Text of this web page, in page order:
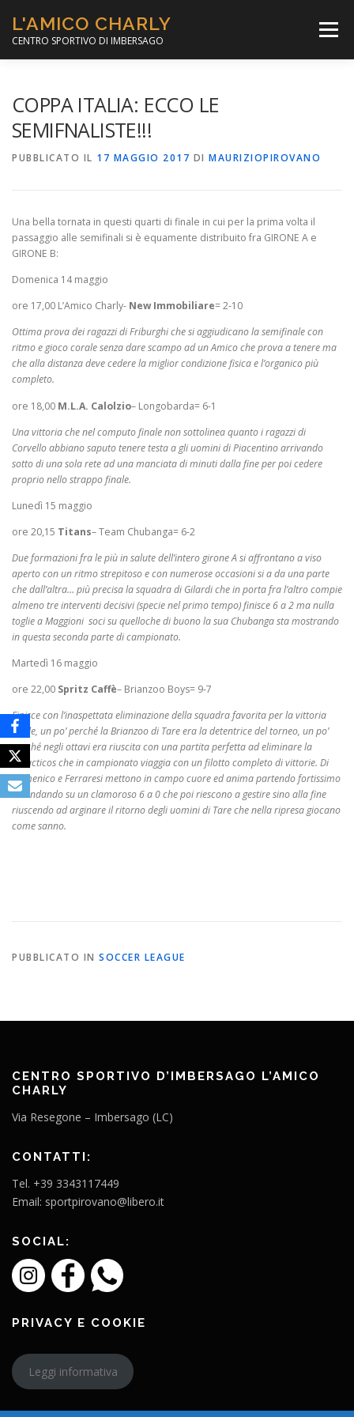
contenuto
L'AMICO CHARLY
CENTRO SPORTIVO DI IMBERSAGO
Menù
COPPA ITALIA: ECCO LE
SEMIFNALISTE!!!
PUBBLICATO IL 17 MAGGIO 2017 DI MAURIZIOPIROVANO
Una bella tornata in questi quarti di finale in cui per la prima volta il
passaggio alle semifinali si è equamente distribuito fra GIRONE A e
GIRONE B:
Domenica 14 maggio
ore 17,00 L’Amico Charly- New Immobiliare= 2-10
Ottima prova dei ragazzi di Friburghi che si aggiudicano la semifinale con
ritmo e gioco corale senza dare scampo ad un Amico che prova a tenere ma
che alla distanza deve cedere la miglior condizione fisica e l’organico più
completo.
ore 18,00 M.L.A. Calolzio– Longobarda= 6-1
Una vittoria che nel computo finale non sottolinea quanto i ragazzi di
Corvello abbiano saputo tenere testa a gli uomini di Piacentino arrivando
sotto di una sola rete ad una manciata di minuti dalla fine per poi cedere
proprio nello strappo finale.
Lunedì 15 maggio
ore 20,15 Titans– Team Chubanga= 6-2
Due formazioni fra le più in salute dell’intero girone A si affrontano a viso
aperto con un ritmo strepitoso e con numerose occasioni si a da una parte
che dall’altra… più precisa la squadra di Gilardi che in porta fra l’altro compie
almeno tre interventi decisivi (specie nel primo tempo) finisce 6 a 2 ma nulla
toglie a Maggioni soci su quelloche di buono la sua Chubanga sta mostrando
in questa seconda parte di campionato.
Martedì 16 maggio
ore 22,00 Spritz Caffè– Brianzoo Boys= 9-7
Finisce con l’inaspettata eliminazione della squadra favorita per la vittoria
finale, un po’ perché la Brianzoo di Tare era la detentrice del torneo, un po’
perché negli ottavi era riuscita con una partita perfetta ad eliminare la
Galacticos che in campionato viaggia con un filotto completo di vittorie. Di
Domenico e Ferraresi mettono in campo cuore ed anima partendo fortissimo
ed andando su un clamoroso 6 a 0 che poi riescono a gestire sino alla fine
riuscendo ad arginare il ritorno degli uomini di Tare che nella ripresa giocano
come sanno.
PUBBLICATO IN SOCCER LEAGUE
CENTRO SPORTIVO D’IMBERSAGO L’AMICO
CHARLY
Via Resegone – Imbersago (LC)
CONTATTI:
Tel. +39 3343117449
Email: sportpirovano@libero.it
SOCIAL:
PRIVACY E COOKIE
Leggi informativa